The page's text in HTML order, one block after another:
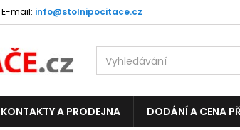
E-mail: info@stolnipocitace.cz
KONTAKTY A PRODEJNA DODÁNÍ A CENA